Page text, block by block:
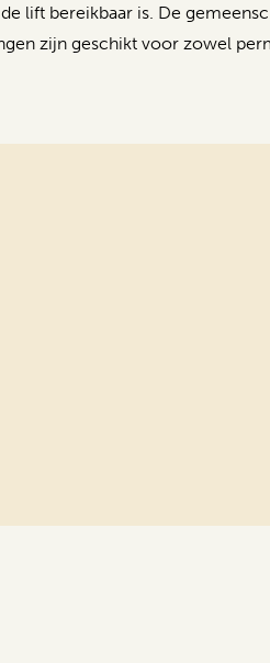
lift bereikbaar is. De
zijn geschikt voor zowel